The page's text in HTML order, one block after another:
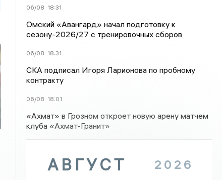
06/08 18:31
Омский «Авангард» начал подготовку к
сезону-2026/27 с тренировочных сборов
06/08 18:31
СКА подписал Игоря Ларионова по пробному
контракту
06/08 18:01
«Ахмат» в Грозном откроет новую арену матчем
клуба «Ахмат-Гранит»
АВГУСТ 2026